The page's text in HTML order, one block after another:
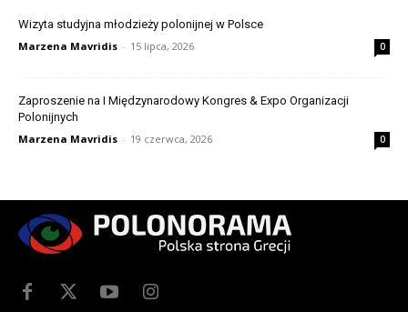
Wizyta studyjna młodzieży polonijnej w Polsce
Marzena Mavridis - 15 lipca, 2026 0
Zaproszenie na I Międzynarodowy Kongres & Expo Organizacji
Polonijnych
Marzena Mavridis - 19 czerwca, 2026 0